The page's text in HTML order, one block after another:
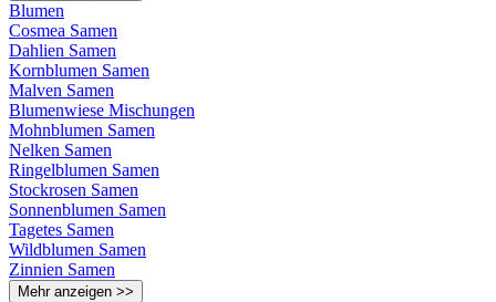
Blumen
Cosmea Samen
Dahlien Samen
Kornblumen Samen
Malven Samen
Blumenwiese Mischungen
Mohnblumen Samen
Nelken Samen
Ringelblumen Samen
Stockrosen Samen
Sonnenblumen Samen
Tagetes Samen
Wildblumen Samen
Zinnien Samen
Mehr anzeigen >>